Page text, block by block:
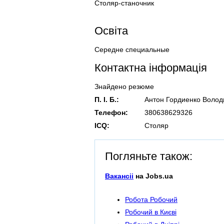
Столяр-станочник
Освіта
Середне специальные
Контактна інформація
Знайдено резюме
П. І. Б.:
Антон Гордиенко
Телефон:
380638629326
ICQ:
Столяр
Погляньте також:
Вакансіі на Jobs.ua
Робота Робочий
Робочий в Києві